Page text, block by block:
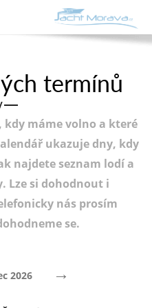
termínů
máme volno a které
ukazuje dny, kdy
najdete seznam lodí a
Lze si dohodnout i
nás prosím
se.
2026 →